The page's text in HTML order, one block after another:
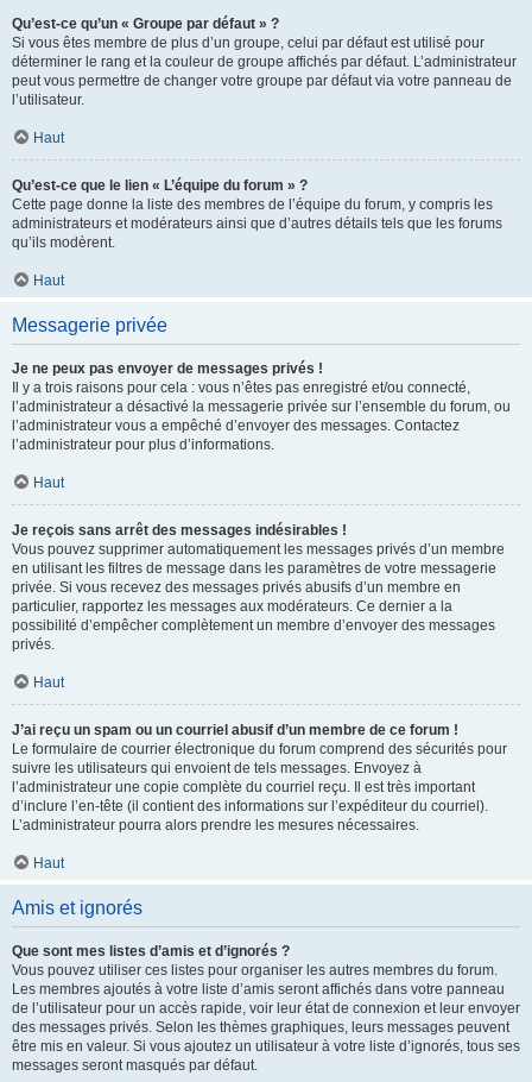
Qu’est-ce qu’un « Groupe par défaut » ?
Si vous êtes membre de plus d’un groupe, celui par défaut est utilisé pour
déterminer le rang et la couleur de groupe affichés par défaut. L’administrateur
peut vous permettre de changer votre groupe par défaut via votre panneau de
l’utilisateur.
Haut
Qu’est-ce que le lien « L’équipe du forum » ?
Cette page donne la liste des membres de l’équipe du forum, y compris les
administrateurs et modérateurs ainsi que d’autres détails tels que les forums
qu’ils modèrent.
Haut
Messagerie privée
Je ne peux pas envoyer de messages privés !
Il y a trois raisons pour cela : vous n’êtes pas enregistré et/ou connecté,
l’administrateur a désactivé la messagerie privée sur l’ensemble du forum, ou
l’administrateur vous a empêché d’envoyer des messages. Contactez
l’administrateur pour plus d’informations.
Haut
Je reçois sans arrêt des messages indésirables !
Vous pouvez supprimer automatiquement les messages privés d’un membre
en utilisant les filtres de message dans les paramètres de votre messagerie
privée. Si vous recevez des messages privés abusifs d’un membre en
particulier, rapportez les messages aux modérateurs. Ce dernier a la
possibilité d’empêcher complètement un membre d’envoyer des messages
privés.
Haut
J’ai reçu un spam ou un courriel abusif d’un membre de ce forum !
Le formulaire de courrier électronique du forum comprend des sécurités pour
suivre les utilisateurs qui envoient de tels messages. Envoyez à
l’administrateur une copie complète du courriel reçu. Il est très important
d’inclure l’en-tête (il contient des informations sur l’expéditeur du courriel).
L’administrateur pourra alors prendre les mesures nécessaires.
Haut
Amis et ignorés
Que sont mes listes d’amis et d’ignorés ?
Vous pouvez utiliser ces listes pour organiser les autres membres du forum.
Les membres ajoutés à votre liste d’amis seront affichés dans votre panneau
de l’utilisateur pour un accès rapide, voir leur état de connexion et leur envoyer
des messages privés. Selon les thèmes graphiques, leurs messages peuvent
être mis en valeur. Si vous ajoutez un utilisateur à votre liste d’ignorés, tous ses
messages seront masqués par défaut.